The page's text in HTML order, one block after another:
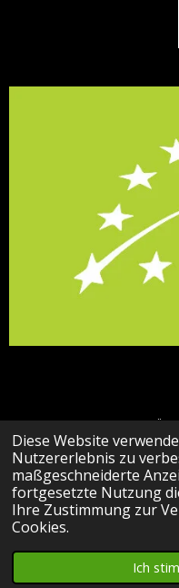
Diese Website
Nutzererlebnis zu
maßgeschneiderte
fortgesetzte Nutzung
Ihre Zustimmung zur
Cookies.
Ich
EG-Kontrollnummer: DE-
Zertifikatehier
© 2026 Biophilu
Mit Unterstützung vonWebador